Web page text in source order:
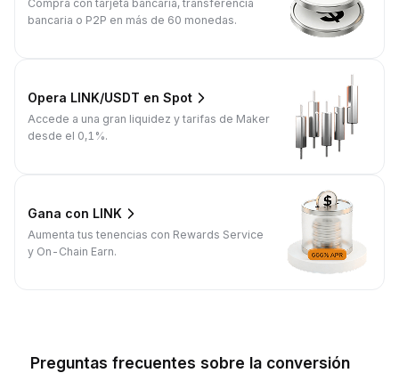
Compra con tarjeta bancaria, transferencia
bancaria o P2P en más de 60 monedas.
Opera LINK/USDT en Spot
Accede a una gran liquidez y tarifas de Maker
desde el 0,1%.
Gana con LINK
Aumenta tus tenencias con Rewards Service
y On-Chain Earn.
Preguntas frecuentes sobre la conversión